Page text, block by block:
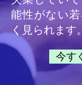
能性がない
く見られます。
今す